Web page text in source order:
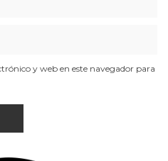
y web en este navegador para